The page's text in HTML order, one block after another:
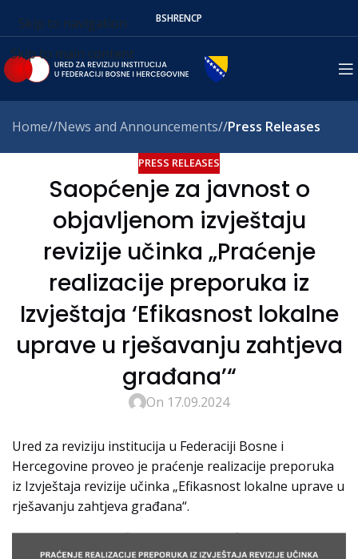
Skip to navigation
Skip to main content
BSHRENСР
Home/ News and Announcements/ Press Releases
PRESS RELEASES
Saopćenje za javnost o
objavljenom izvještaju
revizije učinka „Praćenje
realizacije preporuka iz
Izvještaja ‘Efikasnost lokalne
uprave u rješavanju zahtjeva
građana’“
On 17.09.2024
Ured za reviziju institucija u Federaciji Bosne i
Hercegovine proveo je praćenje realizacije preporuka
iz Izvještaja revizije učinka „Efikasnost lokalne uprave u
rješavanju zahtjeva građana“.